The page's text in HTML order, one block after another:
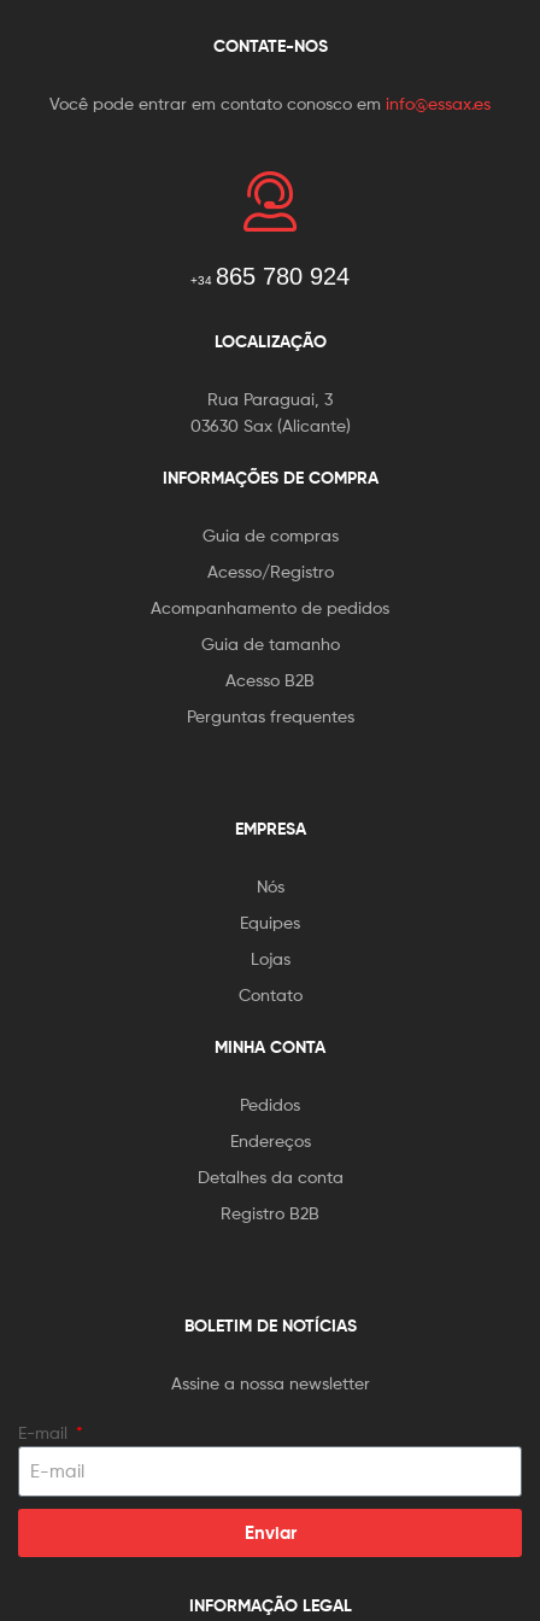
CONTATE-NOS
Você pode entrar em contato conosco em info@essax.es
+34 865 780 924
LOCALIZAÇÃO
Rua Paraguai, 3
03630 Sax (Alicante)
INFORMAÇÕES DE COMPRA
Guia de compras
Acesso/Registro
Acompanhamento de pedidos
Guia de tamanho
Acesso B2B
Perguntas frequentes
EMPRESA
Nós
Equipes
Lojas
Contato
MINHA CONTA
Pedidos
Endereços
Detalhes da conta
Registro B2B
BOLETIM DE NOTÍCIAS
Assine a nossa newsletter
E-mail
Enviar
INFORMAÇÃO LEGAL